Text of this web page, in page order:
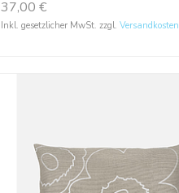
37,00 €
Inkl. gesetzlicher MwSt. zzgl.Versandkosten